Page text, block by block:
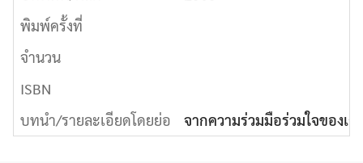
พิมพ์ครั้งที่
จำนวน
ISBN
บทนำ/รายละเอียดโดยย่อ
จากความร่วมมือร่วมใจของ